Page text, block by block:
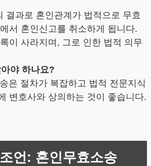
결과로 혼인관계가 법적으로 무효
서 혼인신고를 취소하게 됩니다.
이 사라지며, 그로 인한 법적 의무
야 하나요?
은 절차가 복잡하고 법적 전문지식
변호사와 상의하는 것이 좋습니다.
언: 혼인무효소송